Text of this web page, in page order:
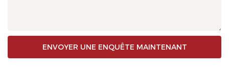
ENVOYER UNE ENQUÊTE MAINTENANT